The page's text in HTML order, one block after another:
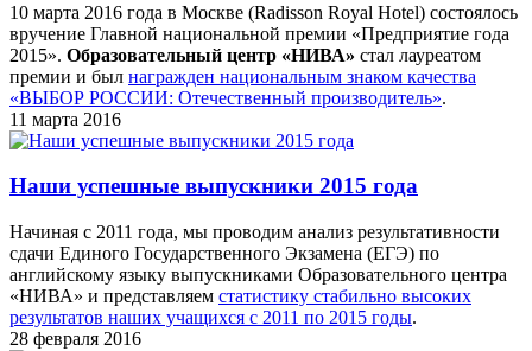
10 марта 2016 года в Москве (Radisson Royal Hotel) состоялось
вручение Главной национальной премии «Предприятие года
2015». Образовательный центр «НИВА» стал лауреатом
премии и был награжден национальным знаком качества
«ВЫБОР РОССИИ: Отечественный производитель».
11 марта 2016
Наши успешные выпускники 2015 года
Начиная с 2011 года, мы проводим анализ результативности
сдачи Единого Государственного Экзамена (ЕГЭ) по
английскому языку выпускниками Образовательного центра
«НИВА» и представляем статистику стабильно высоких
результатов наших учащихся с 2011 по 2015 годы.
28 февраля 2016